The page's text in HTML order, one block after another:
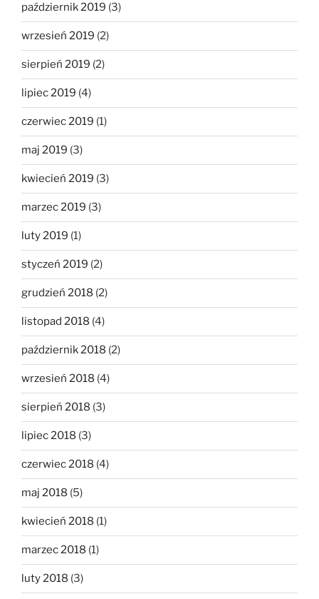
październik 2019 (3)
wrzesień 2019 (2)
sierpień 2019 (2)
lipiec 2019 (4)
czerwiec 2019 (1)
maj 2019 (3)
kwiecień 2019 (3)
marzec 2019 (3)
luty 2019 (1)
styczeń 2019 (2)
grudzień 2018 (2)
listopad 2018 (4)
październik 2018 (2)
wrzesień 2018 (4)
sierpień 2018 (3)
lipiec 2018 (3)
czerwiec 2018 (4)
maj 2018 (5)
kwiecień 2018 (1)
marzec 2018 (1)
luty 2018 (3)